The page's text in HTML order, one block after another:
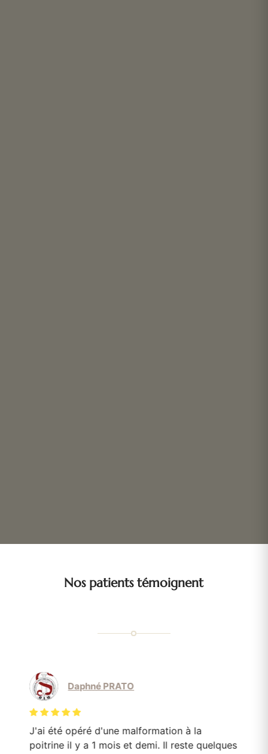
Nos patients témoignent
Daphné PRATO
J'ai été opéré d'une malformation à la
poitrine il y a 1 mois et demi. Il reste quelques